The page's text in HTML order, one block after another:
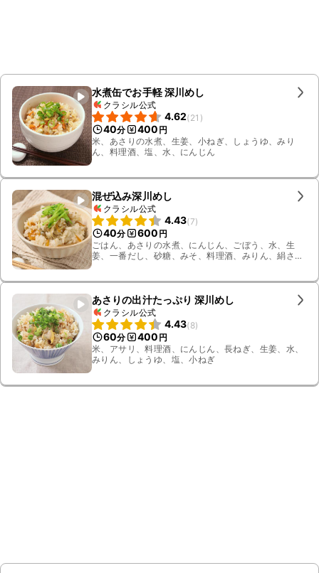
水煮缶でお手軽 深川めし
クラシル公式
4.62(21 )
40分 400 円
米、あさりの水煮、生姜、小ねぎ、しょうゆ、みり
ん、料理酒、塩、水、にんじん
混ぜ込み深川めし
クラシル公式
4.43(7)
40分 600 円
ごはん、あさりの水煮、にんじん、ごぼう、水、生
姜、一番だし、砂糖、みそ、料理酒、みりん、絹さ
あさりの出汁たっぷり 深川めし
クラシル公式
4.43(8)
60分 400 円
米、アサリ、料理酒、にんじん、長ねぎ、生姜、水、
みりん、しょうゆ、塩、小ねぎ